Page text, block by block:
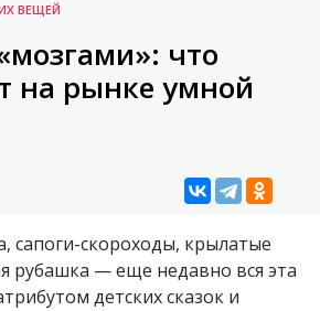
ВЕЩЕЙ
что
на рынке умной
сапоги-скороходы, крылатые
рубашка — еще недавно вся эта
детских сказок и